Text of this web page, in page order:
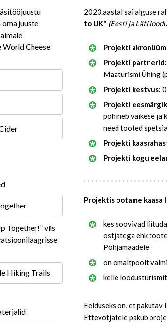
juuste
World Cheese
Together!” viis
Hiking Trails
2023.aastal sai alguse
to UK" (Eesti ja Läti
Projekti akronüüm:
Projekti partnerid:
Maaturismi Ühing
Projekti kestvus:
Projekti
põhineb väikese ja
need tooted
Projekti
Projekti kogu
Projektis ootame
kes soovivad
ostjatega ehk
Põhjamaadele;
on omaltpoolt
kelle
Eelduseks on, et
Ettevõtjatele pakub